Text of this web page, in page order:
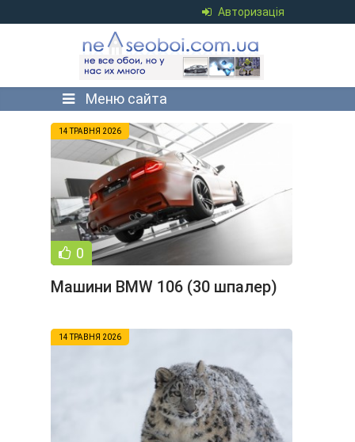
Авторизація
Меню сайта
14 ТРАВНЯ 2026
0
Машини BMW 106 (30 шпалер)
14 ТРАВНЯ 2026